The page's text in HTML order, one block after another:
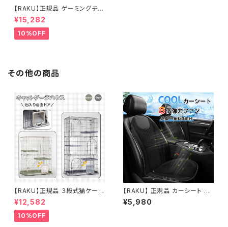
【RAKU】正規品 ゲーミングチェ
ア オフィスチェア ハイバック マ
ッサージ機能 腰痛対策 リクライ
ニング 高さ調整 オットマン付き
耐荷重200kg 肘掛け 上質なP
ド/紫/グレー/緑/ピンク 5色可選
¥15,282
10%OFF
その他の商品
【RAKU】正規品 ３段式猫ケージ
ネコハウス 大型 キャットハウス
多段ゲージ ペットサークル キャ
ットゲージ 猫ハウス 1段 2段 3
段組み替え自由 ワイド扉 組立
¥12,582
10%OFF
【RAKU】 正規品 カーシート 車
シート 振動機能付 8個強力ファ
ン スマートシート 冷却 送風 12
¥5,980